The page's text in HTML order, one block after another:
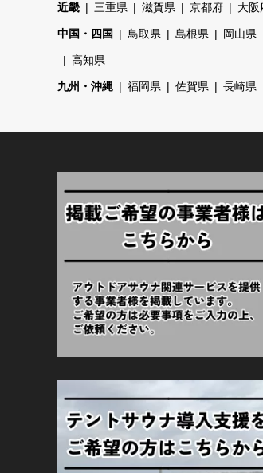
近畿 三重県 滋賀県 京都府 大阪
中国・四国 鳥取県 島根県 岡山県
高知県
九州・沖縄 福岡県 佐賀県 長崎県